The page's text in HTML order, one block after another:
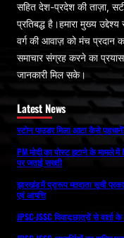
सहित देश-प्रदेश की ताज़ा,
प्रतिबद्ध है।हमारा मुख्य
वर्ग की आवाज़ को मंच प्रदान
समाचार संग्रह करने का
जानकारी मिल सके।
Latest News
स्टोन पाउडर मिला आटा कैसे
PM मोदी का पोस्ट हटाने के मामले
पर जताई सख्ती
झारखंड में प्रारूप मतदाता सूची
एवं आपत्ति
JPSC-JSSC विवाद:छात्रों से